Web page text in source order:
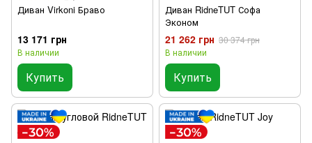
Диван Virkoni Браво
13 171 грн
В наличии
Купить
Диван RidneTUT Софа
Эконом
21 262 грн 30 374 грн
В наличии
Купить